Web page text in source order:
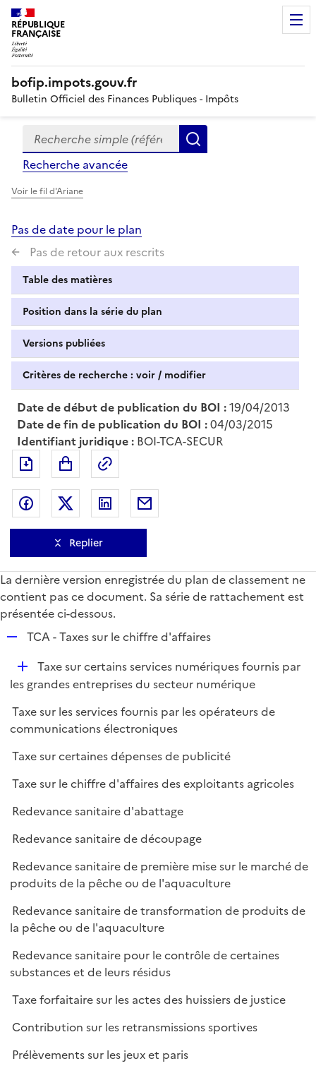
RÉPUBLIQUE
FRANÇAISE
bofip.impots.gouv.fr
Bulletin Officiel des Finances Publiques - Impôts
Formulaire
de
recherche
Recherche simple (références, mots clés, partie du
Recherche avancée
Voir le fil d'Ariane
Pas de date pour le plan
Pas de retour aux rescrits
Table des matières
Position dans la série du plan
Versions publiées
Critères de recherche : voir / modifier
Date de début de publication du BOI :19/04/2013
Date de fin de publication du BOI :04/03/2015
Identifiant juridique : BOI-TCA-SECUR
Exporter le document au format pdf
Partager sur Facebook
Partager sur Twitter
Partager sur LinkedIn
Replier
La dernière version enregistrée du plan de classement ne
contient pas ce document. Sa série de rattachement est
présentée ci-dessous.
p
l
e
r
TCA - Taxes sur le chiffre d'affaires
D
é
l
i
e
Taxe sur certains services numériques fournis par
les grandes entreprises du secteur numérique
Taxe sur les services fournis par les opérateurs de
communications électroniques
Taxe sur certaines dépenses de publicité
Taxe sur le chiffre d'affaires des exploitants agricoles
Redevance sanitaire d'abattage
Redevance sanitaire de découpage
Redevance sanitaire de première mise sur le marché de
produits de la pêche ou de l'aquaculture
Redevance sanitaire de transformation de produits de
la pêche ou de l'aquaculture
Redevance sanitaire pour le contrôle de certaines
substances et de leurs résidus
Taxe forfaitaire sur les actes des huissiers de justice
Contribution sur les retransmissions sportives
Prélèvements sur les jeux et paris